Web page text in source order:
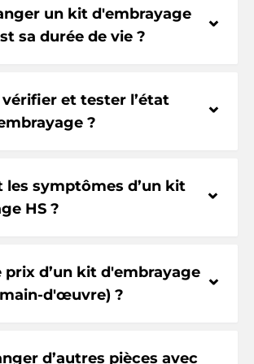
un kit d'embrayage
sa durée de vie ?
⌃
et tester l’état
?
⌃
les symptômes d’un kit
HS ?
⌃
prix d’un kit d'embrayage
d'œuvre) ?
⌃
d’autres pièces avec